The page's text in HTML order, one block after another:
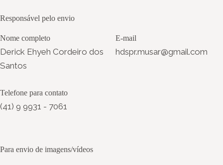
Responsável pelo envio
Nome completo
Derick Ehyeh Cordeiro dos
Santos
Telefone para contato
(41) 9 9931 - 7061
E-mail
hdspr.musar@gmail.com
Para envio de imagens/vídeos